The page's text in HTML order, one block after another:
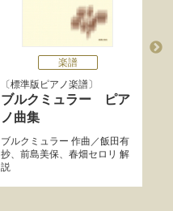
楽譜
標準版ピアノ楽譜
ブルクミュラー ピア
ノ曲集
ブルクミュラー 作曲／飯田有
抄、 前島美保、 春畑セロリ 解
説